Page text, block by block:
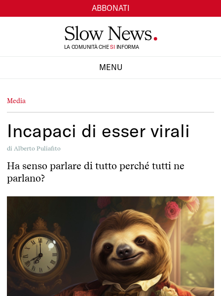
ABBONATI
LA COMUNITÀ CHE
TI
SI INFORMA
MENU
Media
Incapaci di esser virali
di Alberto Puliafito
Ha senso parlare di tutto perché tutti ne
parlano?